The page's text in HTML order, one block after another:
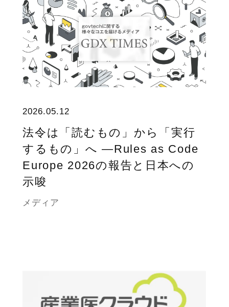
2026.05.12
法令は「読むもの」から「実行
するもの」へ ―Rules as Code
Europe 2026の報告と日本への
示唆
メディア